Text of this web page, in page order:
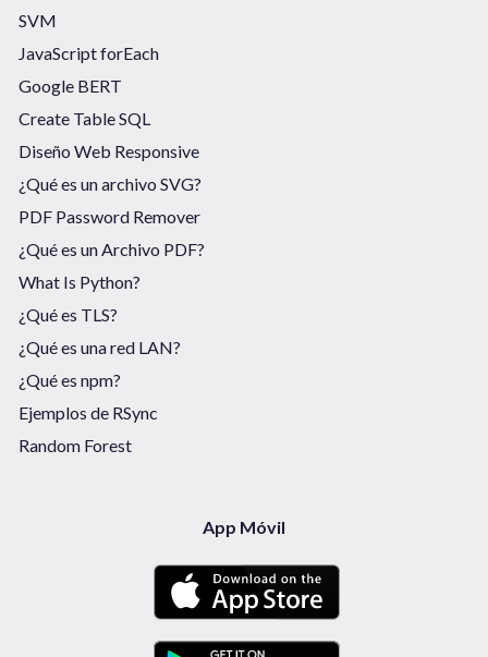
SVM
JavaScript forEach
Google BERT
Create Table SQL
Diseño Web Responsive
¿Qué es un archivo SVG?
PDF Password Remover
¿Qué es un Archivo PDF?
What Is Python?
¿Qué es TLS?
¿Qué es una red LAN?
¿Qué es npm?
Ejemplos de RSync
Random Forest
App Móvil